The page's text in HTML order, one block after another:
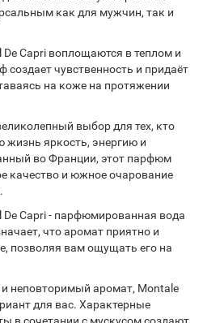
как для мужчин, так и
Capri воплощаются в теплом и
чувственность и придаёт
на коже на протяжении
выбор для тех, кто
жизнь яркость, энергию и
во Франции, этот парфюм
качество и южное очарование
De Capri - парфюмированная вода
что аромат приятно и
позволяя вам ощущать его на
неповторимый аромат, Montale
для вас. Характерные